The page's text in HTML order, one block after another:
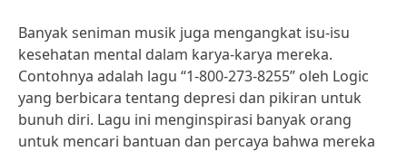
Banyak seniman musik juga mengangkat isu-isu
kesehatan mental dalam karya-karya mereka.
Contohnya adalah lagu “1-800-273-8255” oleh Logic
yang berbicara tentang depresi dan pikiran untuk
bunuh diri. Lagu ini menginspirasi banyak orang
untuk mencari bantuan dan percaya bahwa mereka